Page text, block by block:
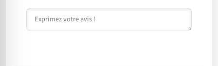
Commentaire